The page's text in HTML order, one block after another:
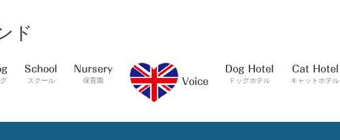
ド
School
スクール
Nursery
保育園 Voice
Dog Hotel
ドッグホテル
Cat Hotel
キャットホテル